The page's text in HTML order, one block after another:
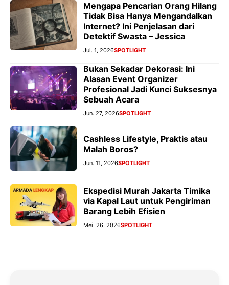
Mengapa Pencarian Orang Hilang
Tidak Bisa Hanya Mengandalkan
Internet? Ini Penjelasan dari
Detektif Swasta – Jessica
Jul. 1, 2026SPOTLIGHT
Bukan Sekadar Dekorasi: Ini
Alasan Event Organizer
Profesional Jadi Kunci Suksesnya
Sebuah Acara
Jun. 27, 2026SPOTLIGHT
Cashless Lifestyle, Praktis atau
Malah Boros?
Jun. 11, 2026SPOTLIGHT
Ekspedisi Murah Jakarta Timika
via Kapal Laut untuk Pengiriman
Barang Lebih Efisien
Mei. 26, 2026SPOTLIGHT